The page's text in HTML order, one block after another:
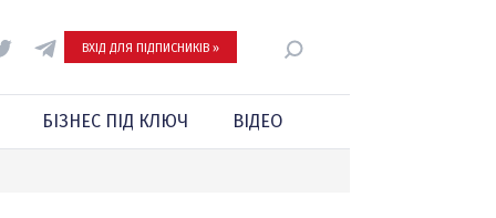
ВХІД ДЛЯ ПІДПИСНИКІВ »
БІЗНЕС ПІД КЛЮЧ ВІДЕО